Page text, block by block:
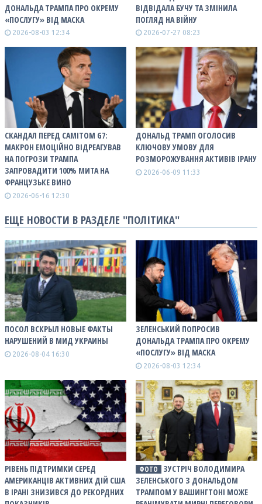
ДОНАЛЬДА ТРАМПА ПРО ОКРЕМУ
«ПОСЛУГУ» ВІД МАСКА
2026-08-03 12:34
ВІДВІДАЛА БУЧУ ТА ЗМІНИЛА
ПОГЛЯД НА ВІЙНУ
2026-07-27 08:23
СКАНДАЛ ПЕРЕД САМІТОМ G7:
МАКРОН ЕМОЦІЙНО ВІДРЕАГУВАВ
НА ПОГРОЗИ ТРАМПА
ЗАПРОВАДИТИ 100% МИТА НА
ФРАНЦУЗЬКЕ ВИНО
2026-06-16 12:30
ДОНАЛЬД ТРАМП ОГОЛОСИВ
КЛЮЧОВУ УМОВУ ДЛЯ
РОЗМОРОЖУВАННЯ АКТИВІВ ІРАНУ
2026-06-09 11:33
ЕЩЕ НОВОСТИ В РАЗДЕЛЕ "ПОЛІТИКА"
ПОСОЛ ВСКРЫЛ НОВЫЕ ФАКТЫ
НАРУШЕНИЙ В МИД УКРАИНЫ
2026-08-04 16:30
ЗЕЛЕНСЬКИЙ ПОПРОСИВ
ДОНАЛЬДА ТРАМПА ПРО ОКРЕМУ
«ПОСЛУГУ» ВІД МАСКА
2026-08-03 12:34
РІВЕНЬ ПІДТРИМКИ СЕРЕД
АМЕРИКАНЦІВ АКТИВНИХ ДІЙ США
В ІРАНІ ЗНИЗИВСЯ ДО РЕКОРДНИХ
ФОТО
ЗУСТРІЧ ВОЛОДИМИРА
ЗЕЛЕНСЬКОГО З ДОНАЛЬДОМ
ТРАМПОМ У ВАШИНГТОНІ МОЖЕ